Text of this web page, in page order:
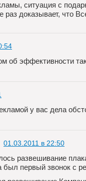
ситуация с
доказывает, что
об эффективности
у вас дела
01.03.2011 в 22:50
развешивание
был первый звонок с